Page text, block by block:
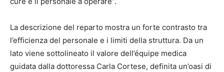
La descrizione del reparto mostra un forte contrasto tra
l’efficienza del personale e i limiti della struttura. Da un
lato viene sottolineato il valore dell’équipe medica
guidata dalla dottoressa Carla Cortese, definita un’oasi di